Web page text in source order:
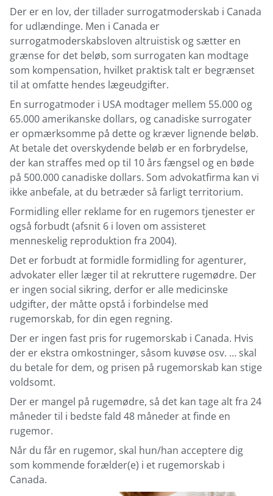
Der er en lov, der tillader surrogatmoderskab i Canada
for udlændinge. Men i Canada er
surrogatmoderskabsloven altruistisk og sætter en
grænse for det beløb, som surrogaten kan modtage
som kompensation, hvilket praktisk talt er begrænset
til at omfatte hendes lægeudgifter.
En surrogatmoder i USA modtager mellem 55.000 og
65.000 amerikanske dollars, og canadiske surrogater
er opmærksomme på dette og kræver lignende beløb.
At betale det overskydende beløb er en forbrydelse,
der kan straffes med op til 10 års fængsel og en bøde
på 500.000 canadiske dollars. Som advokatfirma kan vi
ikke anbefale, at du betræder så farligt territorium.
Formidling eller reklame for en rugemors tjenester er
også forbudt (afsnit 6 i loven om assisteret
menneskelig reproduktion fra 2004).
Det er forbudt at formidle formidling for agenturer,
advokater eller læger til at rekruttere rugemødre. Der
er ingen social sikring, derfor er alle medicinske
udgifter, der måtte opstå i forbindelse med
rugemorskab, for din egen regning.
Der er ingen fast pris for rugemorskab i Canada. Hvis
der er ekstra omkostninger, såsom kuvøse osv. … skal
du betale for dem, og prisen på rugemorskab kan stige
voldsomt.
Der er mangel på rugemødre, så det kan tage alt fra 24
måneder til i bedste fald 48 måneder at finde en
rugemor.
Når du får en rugemor, skal hun/han acceptere dig
som kommende forælder(e) i et rugemorskab i
Canada.